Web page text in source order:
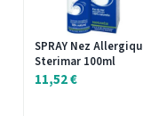
SPRAY Nez
Sterimar 100ml
11,52€